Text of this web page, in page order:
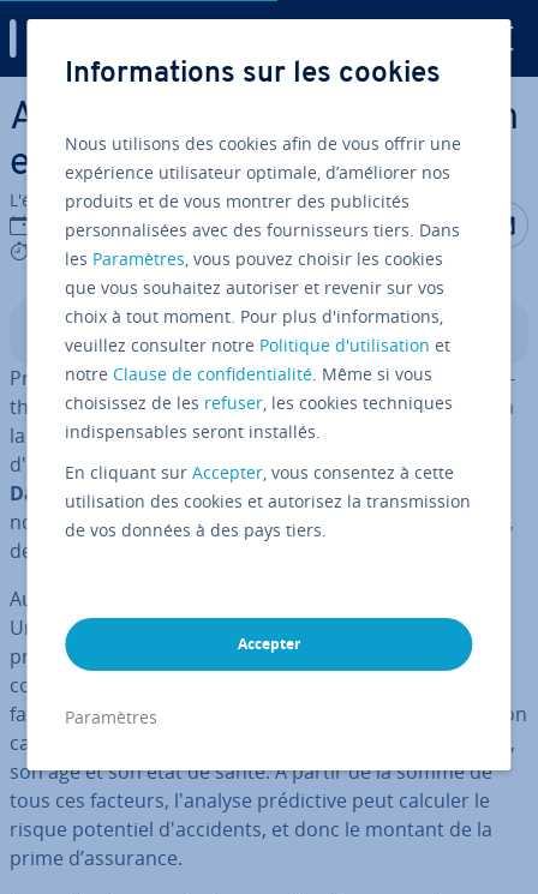
Aller au contenu principal
Analyse pré­dic­tive : dé­fi­ni­tion
et exemples
L'équipe édi­to­riale IONOS
10/05/2022
6 mins
Partager
Prédire l’avenir avec précision grâce à des formules ma­
thé­ma­tiques ? Cette ambition au­da­cieuse semble être à
la portée del'analyse pré­dic­tive. Cette méthode
d'analyse de données est un sous-ensemble duBig
Data
. Elle vise à prédire des tendances futures,
notamment dans le secteur du marketing, des finances,
des as­su­rances et même de la santé.
Au cœur de l’analyse pré­dic­tive, on trouve les modèles.
Une personne ou une unité va être mesurée pour
prédire un possible com­por­te­ment futur. Un exemple
concret serait une police d'as­su­rance qui anticipe les
facteurs de risque d’un con­duc­teur, en incluant dans son
calcul des facteurs tels que son ex­pé­rience de conduite,
son âge et son état de santé. À partir de la somme de
tous ces facteurs, l'analyse pré­dic­tive peut calculer le
risque potentiel d'ac­ci­dents, et donc le montant de la
prime d’assurance.
Informations sur les cookies
Nous utilisons des cookies afin de vous offrir une
expérience utilisateur optimale, d’améliorer nos
produits et de vous montrer des publicités
personnalisées avec des fournisseurs tiers. Dans
les Paramètres, vous pouvez choisir les cookies
que vous souhaitez autoriser et revenir sur vos
choix à tout moment. Pour plus d'informations,
veuillez consulter notre Politique d'utilisation et
notreClause de confidentialité. Même si vous
choisissez de les refuser, les cookies techniques
indispensables seront installés.
En cliquant surAccepter, vous consentez à cette
utilisation des cookies et autorisez la transmission
de vos données à des pays tiers.
Accepter
Paramètres